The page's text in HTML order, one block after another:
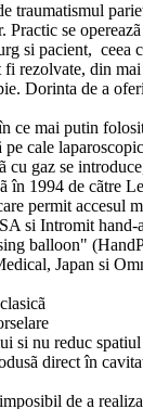
traumatismul
se
si pacient,
rezolvate, din
Dorinta de a
ce mai putin
cale
cu gaz se
în 1994 de cãtre
permit accesul
si Intromit hand-
balloon"
Japan si
si nu reduc
direct în
de a